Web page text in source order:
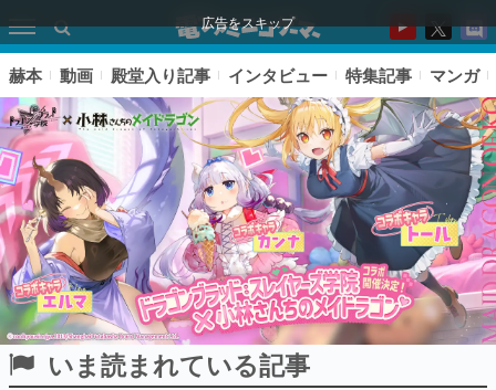
広告をスキップ
赫本 動画 殿堂入り記事 インタビュー 特集記事 マンガ
いま読まれている記事